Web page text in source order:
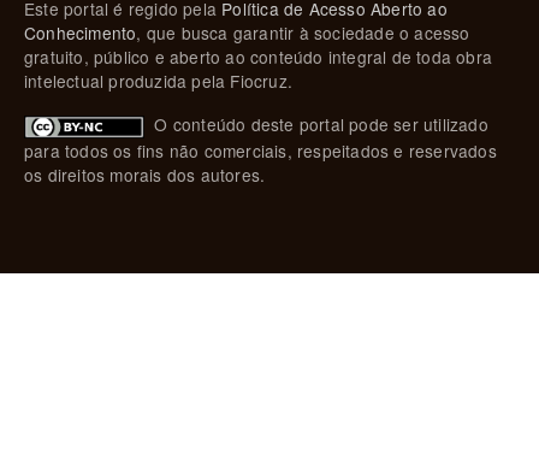
Este portal é regido pela Política de Acesso Aberto ao
Conhecimento, que busca garantir à sociedade o acesso
gratuito, público e aberto ao conteúdo integral de toda obra
intelectual produzida pela Fiocruz.
O conteúdo deste portal pode ser utilizado
para todos os fins não comerciais, respeitados e reservados
os direitos morais dos autores.